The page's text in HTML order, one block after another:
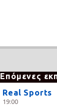
Επόμενες
Real Sports
19:00